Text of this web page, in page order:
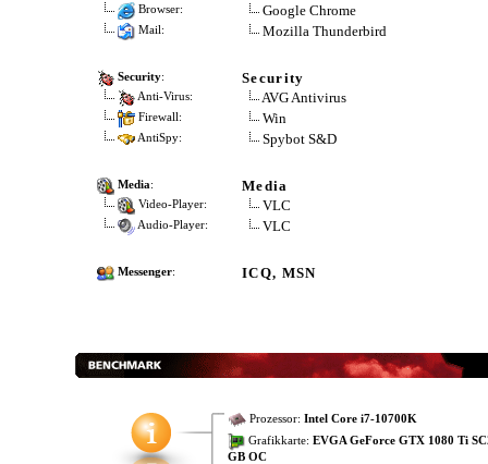
Browser: Google Chrome
Mail: Mozilla Thunderbird
Security: Security
Anti-Virus: AVG Antivirus
Firewall: Win
AntiSpy: Spybot S&D
Media: Media
Video-Player: VLC
Audio-Player: VLC
Messenger: ICQ, MSN
Prozessor: Intel Core i7-10700K
Grafikkarte: EVGA GeForce GTX 1080 Ti
GB OC